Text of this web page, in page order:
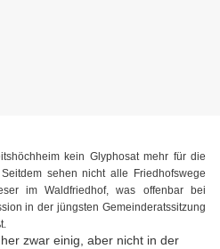
kein Glyphosat mehr für die
sehen nicht alle Friedhofswege
im Waldfriedhof, was offenbar bei
in der jüngsten Gemeinderatssitzung
zwar einig, aber nicht in der